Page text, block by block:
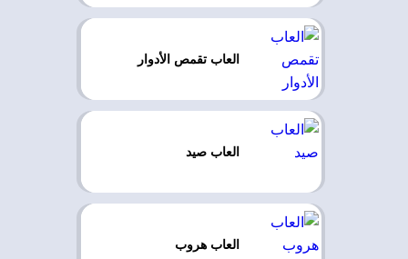
العاب تقمص الأدوار
العاب صيد
العاب هروب